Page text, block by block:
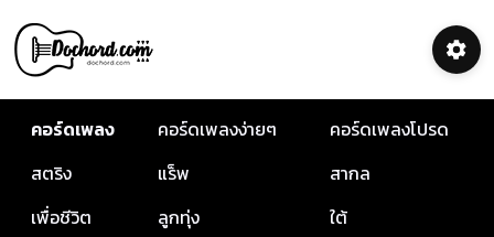
คอร์ดเพลง คอร์ดเพลงง่ายๆ
คอร์ดเพลงโปรด
สตริง
แร็พ
สากล
เพื่อชีวิต
ลูกทุ่ง
ใต้